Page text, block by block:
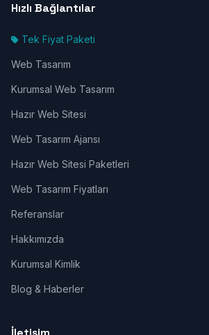
Hızlı Bağlantılar
Tek Fiyat Paketi
Web Tasarım
Kurumsal Web Tasarım
Hazır Web Sitesi
Web Tasarım Ajansı
Hazır Web Sitesi Paketleri
Web Tasarım Fiyatları
Referanslar
Hakkımızda
Kurumsal Kimlik
Blog & Haberler